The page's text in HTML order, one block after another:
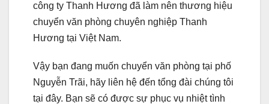
công ty Thanh Hương đã làm nên thương hiệu
chuyển văn phòng chuyên nghiệp Thanh
Hương tại Việt Nam.
Vậy bạn đang muốn chuyển văn phòng tại phố
Nguyễn Trãi, hãy liên hệ đến tổng đài chúng tôi
tại đây. Bạn sẽ có được sự phục vụ nhiệt tình